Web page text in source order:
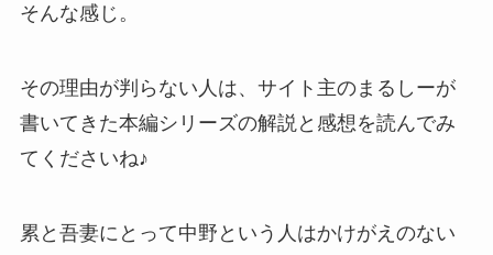
そんな感じ。
その理由が判らない人は、サイト主のまるしーが
書いてきた本編シリーズの解説と感想を読んでみ
てくださいね♪
累と吾妻にとって中野という人はかけがえのない